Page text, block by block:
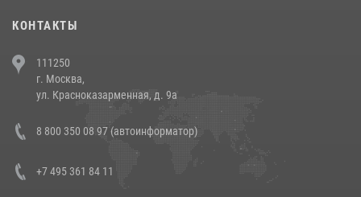
напавших на бригаду скорой помощи (видео)
14 июля 2026, 12:20
В Росгвардии прошла военно-научная конференция по обобщению
боевого опыта
КОНТАКТЫ
111250
г. Москва,
ул. Красноказарменная, д. 9а
8 800 350 08 97 (автоинформатор)
+7 495 361 84 11